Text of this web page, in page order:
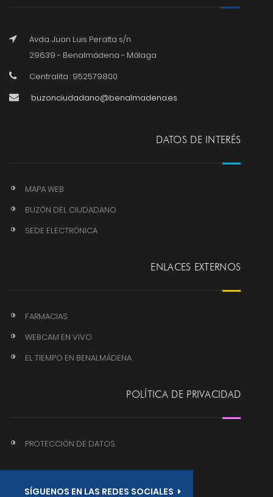
Avda. Juan Luis Peralta s/n
29639 - Benalmádena - Málaga
Centralita : 952579800
buzonciudadano@benalmadena.es
DATOS DE INTERÉS
MAPA WEB
BUZÓN DEL CIUDADANO
SEDE ELECTRÓNICA
ENLACES EXTERNOS
FARMACIAS
WEBCAM EN VIVO
EL TIEMPO EN BENALMÁDENA
POLÍTICA DE PRIVACIDAD
PROTECCIÓN DE DATOS
SÍGUENOS EN LAS REDES SOCIALES